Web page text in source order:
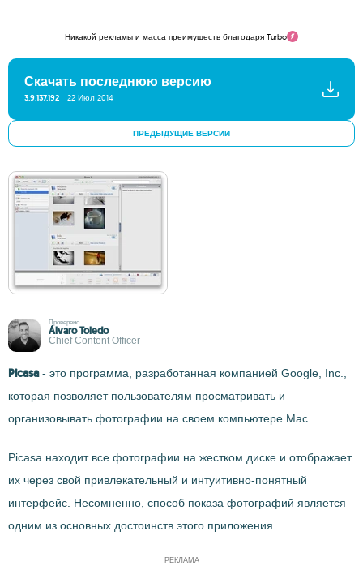
Никакой рекламы и масса преимуществ благодаря Turbo
Скачать последнюю версию
3.9.137.192 22 Июл 2014
ПРЕДЫДУЩИЕ ВЕРСИИ
Проверено
Álvaro Toledo
Chief Content Officer
Picasa- это программа, разработанная компанией Google, Inc.,
которая позволяет пользователям просматривать и
организовывать фотографии на своем компьютере Mac.
Picasa находит все фотографии на жестком диске и отображает
их через свой привлекательный и интуитивно-понятный
интерфейс. Несомненно, способ показа фотографий является
одним из основных достоинств этого приложения.
РЕКЛАМА